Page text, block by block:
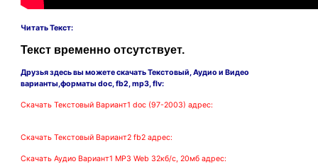
Читать Текст:
Текст временно отсутствует.
Друзья здесь вы можете скачать Текстовый, Аудио и Видео
варианты,форматы doc, fb2, mp3, flv:
Скачать Текстовый Вариант1 doc (97-2003) адрес:
Скачать Текстовый Вариант2 fb2 адрес:
Скачать Аудио Вариант1 MP3 Web 32кб/с, 20мб адрес: